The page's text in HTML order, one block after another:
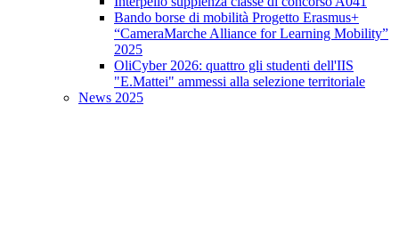
Bando borse di mobilità Progetto Erasmus+
“CameraMarche Alliance for Learning Mobility”
2025
OliCyber 2026: quattro gli studenti dell'IIS
"E.Mattei" ammessi alla selezione territoriale
News 2025